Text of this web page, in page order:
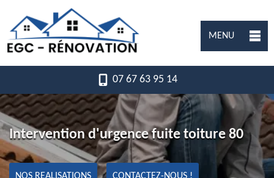
MENU
07 67 63 95 14
Intervention d'urgence fuite toiture 80